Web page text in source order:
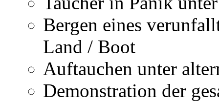
Bergen eines
Land / Boot
Auftauchen unter
Demonstration der